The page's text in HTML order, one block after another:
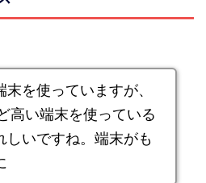
末を使っていますが、
高い端末を使っている
しいですね。端末がも